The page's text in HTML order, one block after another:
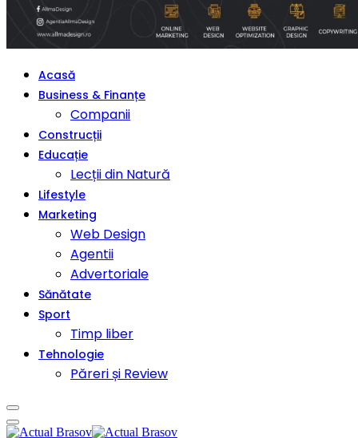
Acasă
Business & Finanțe
Companii
Construcții
Educație
Lecții din Natură
Lifestyle
Marketing
Web Design
Agentii
Advertoriale
Sănătate
Sport
Timp liber
Tehnologie
Păreri și Review